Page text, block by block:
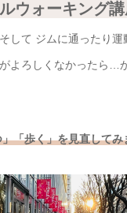
ウォーキング
して ジムに通ったり
よろしくなかったら…
「歩く」を見直してみ